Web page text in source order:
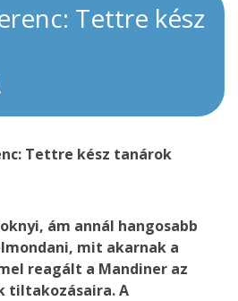
Tettre kész
Tettre kész tanárok
ám annál hangosabb
mit akarnak a
reagált a Mandiner az
tiltakozásaira. A